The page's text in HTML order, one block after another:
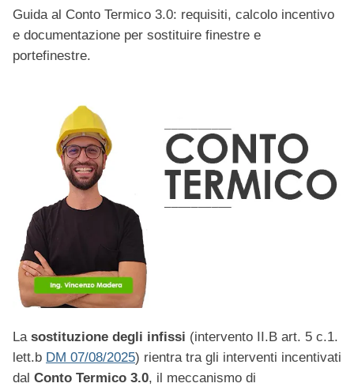
Guida al Conto Termico 3.0: requisiti, calcolo incentivo
e documentazione per sostituire finestre e
portefinestre.
La sostituzione degli infissi (intervento II.B art. 5 c.1.
lett.b DM 07/08/2025) rientra tra gli interventi incentivati
dal Conto Termico 3.0, il meccanismo di